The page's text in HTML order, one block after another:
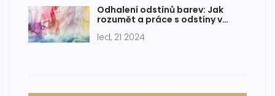
Odhalení odstínů barev: Jak
rozumět a práce s odstíny v
led, 21 2024